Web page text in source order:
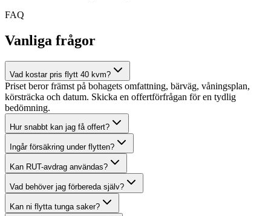
FAQ
Vanliga frågor
Vad kostar pris flytt 40 kvm?
Priset beror främst på bohagets omfattning, bärväg, våningsplan,
körsträcka och datum. Skicka en offertförfrågan för en tydlig
bedömning.
Hur snabbt kan jag få offert?
Ingår försäkring under flytten?
Kan RUT-avdrag användas?
Vad behöver jag förbereda själv?
Kan ni flytta tunga saker?